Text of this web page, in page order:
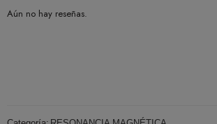
Aún no hay reseñas.